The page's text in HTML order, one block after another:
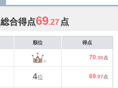
総合得点69.27 点
順位 得点
70 .30点
4位 69 .97点